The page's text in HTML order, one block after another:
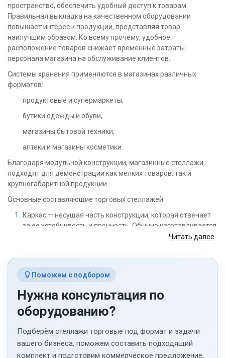
Полки - это европолки,
то есть глубже и шире,
чем обычные, тяжёлые
коробки держат без
проблем (вес
распределяется
пространство, обеспечить удобный доступ к товарам.
Правильная выкладка на качественном оборудовании
повышает интерес к продукции, представляя товар
наилучшим образом. Ко всему прочему, удобное
расположение товаров снижает временные затраты
персонала магазина на обслуживание клиентов.
Системы хранения применяются в магазинах различных
форматов:
продуктовые и супермаркеты,
бутики одежды и обуви,
магазины бытовой техники,
аптеки и магазины косметики.
Благодаря модульной конструкции, магазинные стеллажи
подходят для демонстрации как мелких товаров, так и
крупногабаритной продукции.
Основные составляющие торговых стеллажей:
Каркас — несущая часть конструкции, которая отвечает
за ее устойчивость и прочность. Обычно изготавливается
из металла с антикоррозийным покрытием для
могут быть выполнены из металла, пластика, дерева или
адаптироваться под разные размеры продукции.
Задние стенки. Используются для придания стеллажу
дополнительной жесткости. Часто имеют перфорацию
для крепления аксессуаров.
Аксессуары. Включают корзины, крючки, держатели
Читать далее
Поможем с подбором
Нужна консультация по
оборудованию?
Подберём стеллажи торговые под формат и задачи
вашего бизнеса, поможем составить подходящий
комплект и подготовим коммерческое предложение.